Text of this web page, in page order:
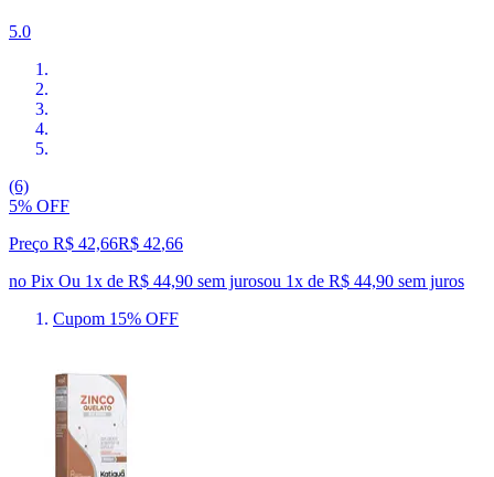
5.0
(6)
5% OFF
Preço R$ 42,66R$ 42,66
no Pix Ou 1x de R$ 44,90 sem jurosou 1x de R$ 44,90 sem juros
Cupom 15% OFF